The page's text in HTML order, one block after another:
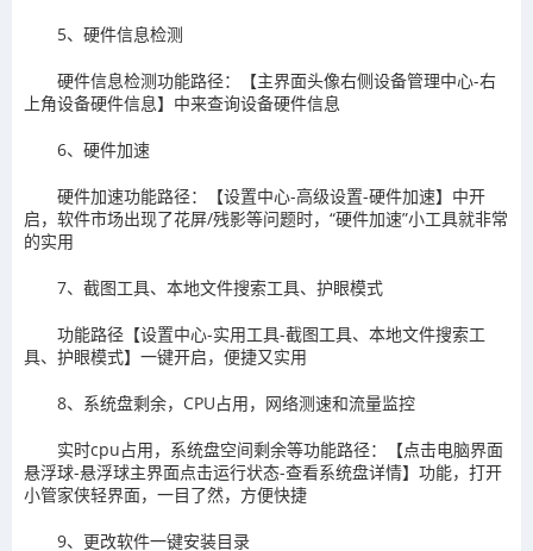
5、硬件信息检测
硬件信息检测功能路径：【主界面头像右侧设备管理中心-右
上角设备硬件信息】中来查询设备硬件信息
6、硬件加速
硬件加速功能路径：【设置中心-高级设置-硬件加速】中开
启，软件市场出现了花屏/残影等问题时，“硬件加速”小工具就非常
的实用
7、截图工具、本地文件搜索工具、护眼模式
功能路径【设置中心-实用工具-截图工具、本地文件搜索工
具、护眼模式】一键开启，便捷又实用
8、系统盘剩余，CPU占用，网络测速和流量监控
实时cpu占用，系统盘空间剩余等功能路径：【点击电脑界面
悬浮球-悬浮球主界面点击运行状态-查看系统盘详情】功能，打开
小管家侠轻界面，一目了然，方便快捷
9、更改软件一键安装目录